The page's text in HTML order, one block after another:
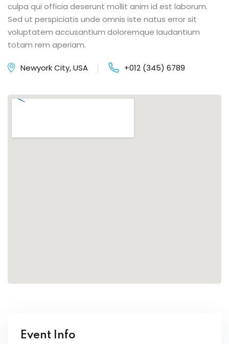
culpa qui officia deserunt mollit anim id est laborum.
Sed ut perspiciatis unde omnis iste natus error sit
voluptatem accusantium doloremque laudantium
totam rem aperiam.
Newyork City, USA +012 (345) 6789
Event Info